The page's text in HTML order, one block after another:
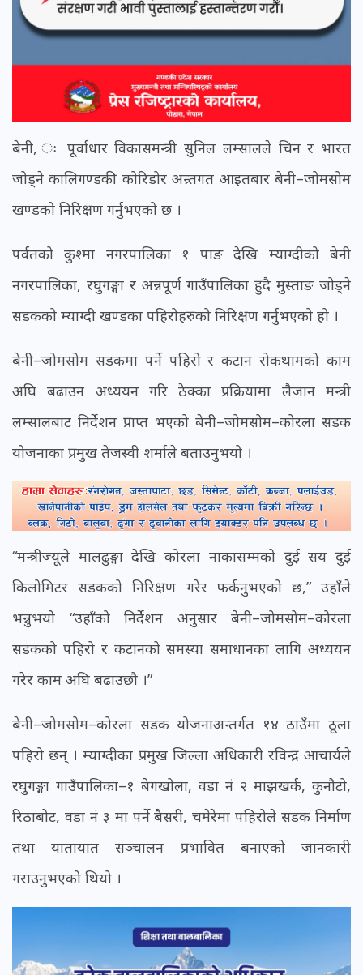
बेनी, ः पूर्वाधार विकासमन्त्री सुनिल लम्सालले चिन र भारत
जोड्ने कालिगण्डकी कोरिडोर अन्र्तगत आइतबार बेनी–जोमसोम
खण्डको निरिक्षण गर्नुभएको छ ।
पर्वतको कुश्मा नगरपालिका १ पाङ देखि म्याग्दीको बेनी
नगरपालिका, रघुगङ्गा र अन्नपूर्ण गाउँपालिका हुदै मुस्ताङ जोड्ने
सडकको म्याग्दी खण्डका पहिरोहरुको निरिक्षण गर्नुभएको हो ।
बेनी–जोमसोम सडकमा पर्ने पहिरो र कटान रोकथामको काम
अघि बढाउन अध्ययन गरि ठेक्का प्रक्रियामा लैजान मन्त्री
लम्सालबाट निर्देशन प्राप्त भएको बेनी–जोमसोम–कोरला सडक
योजनाका प्रमुख तेजस्वी शर्माले बताउनुभयो ।
“मन्त्रीज्यूले मालढुङ्गा देखि कोरला नाकासम्मको दुई सय दुई
किलोमिटर सडकको निरिक्षण गरेर फर्कनुभएको छ,” उहाँले
भन्नुभयो “उहाँको निर्देशन अनुसार बेनी–जोमसोम–कोरला
सडकको पहिरो र कटानको समस्या समाधानका लागि अध्ययन
गरेर काम अघि बढाउछौ ।”
बेनी–जोमसोम–कोरला सडक योजनाअन्तर्गत १४ ठाउँमा ठूला
पहिरो छन् । म्याग्दीका प्रमुख जिल्ला अधिकारी रविन्द्र आचार्यले
रघुगङ्गा गाउँपालिका–१ बेगखोला, वडा नं २ माझखर्क, कुनौटो,
रिठाबोट, वडा नं ३ मा पर्ने बैसरी, चमेरेमा पहिरोले सडक निर्माण
तथा यातायात सञ्चालन प्रभावित बनाएको जानकारी
गराउनुभएको थियो ।